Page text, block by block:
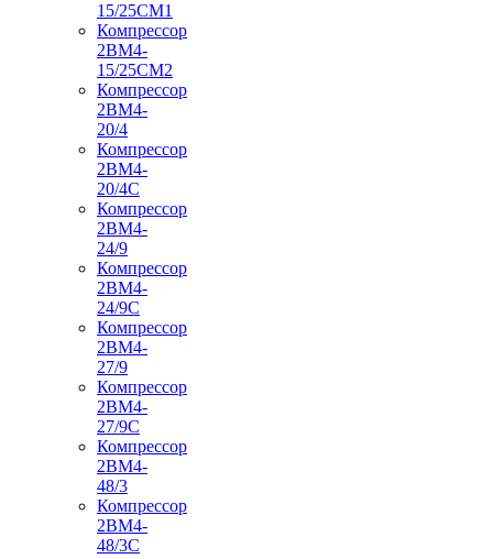
15/25СМ1
Компрессор
2ВМ4-
15/25СМ2
Компрессор
2ВМ4-
20/4
Компрессор
2ВМ4-
20/4С
Компрессор
2ВМ4-
24/9
Компрессор
2ВМ4-
24/9С
Компрессор
2ВМ4-
27/9
Компрессор
2ВМ4-
27/9С
Компрессор
2ВМ4-
48/3
Компрессор
2ВМ4-
48/3С